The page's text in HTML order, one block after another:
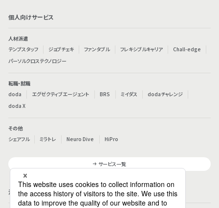
個人向けサービス
人材派遣
テンプスタッフ
ジョブチェキ ファンタブル フレキシブルキャリア
Chall-edge
パーソルクロステクノロジー
転職・就職
doda
エグゼクティブエージェント BRS ミイダス
dodaチャレンジ
doda X
その他
シェアフル
ミラトレ Neuro Dive HiPro
サービス一覧
法人向けサービス